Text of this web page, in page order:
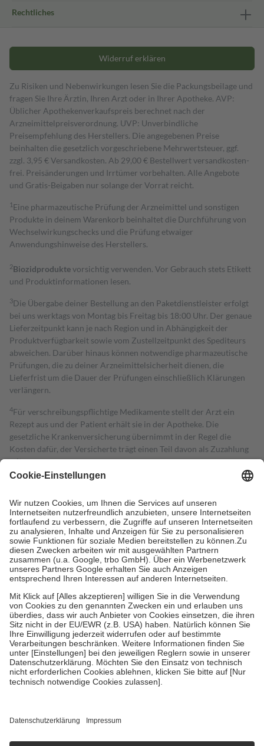
Rechtliches
Widerruf erklären
Zu Risiken und Nebenwirkungen lesen Sie die Packungsbeilage und
fragen Sie Ihre Ärztin, Ihren Arzt oder in Ihrer Apotheke. AVP:
Üblicher Apothekenverkaufspreis berechnet nach der
Arzneimittelpreisverordnung. UVP: Unverbindliche
Preisempfehlung des Herstellers. Die angegebenen Preise
beinhalten die gesetzlich vorgeschriebene Mehrwertsteuer, ggf.
zzgl. 3,95 € Versandkosten. Ab 29,00 € Bestell­wert versand­kosten­
frei. Preisänderungen und Irrtümer vorbehalten. Alle Angebote
und Gratis-Beigaben nur solange der Vorrat reicht.
1 Eine pharmazeutische Prüfung der Arzneimittel und sonstigen
Produkte in deinem Warenkorb beinhaltet die Durchführung von
Wechselwirkungschecks und die Prüfung etwaiger
Anwendungshinweise des Herstellers.
2Biozidproduktevorsichtig verwenden. Vor Gebrauch stets Etikett
und Produktinformationen lesen.
3Die Übergabe deiner Bestellung an den Paketdienstleister erfolgt
bei uns werktags von Montag bis Freitag bis 18:00 Uhr. Der genaue
Lieferzeitpunkt kann je nach Region und in Abhängigkeit der
Produktverfügbarkeit sowie vom Zustellzeitpunkt des Spediteurs
abweichen. Darüber hinaus können notwendige pharmazeutische
Prüfungen, die zu deiner Arzneimittelsicherheit dienen, die
Lieferfrist um die Dauer der Prüfungen einschließlich Klärungen
verlängern.
4Für verschreibungspflichtige Medikamente stellt der Arzt ein
Rezept aus und der Patient erhält sie in der Apotheke. Die
gesetzliche Krankenversicherung übernimmt in der Regel die
Kosten dafür, der Versicherte trägt einen Teil davon als Zuzahlung
mit.
Grundsätzlich leisten Mitglieder Zuzahlungen in Höhe von zehn
höchstens zehn Euro.
Es sind jedoch nie mehr als die tatsächlichen
Kosten der Leistung zu entrichten.
Diese Regeln gelten grundsätzlich auch für Online-Apotheken.
Bei Heilmitteln und häuslicher Krankenpflege beträgt die
Zuzahlung zehn Prozent der Kosten sowie zehn Euro je
Verordnung.
Um das Engagement der Versicherten für ihre eigene Gesundheit zu
stärken und die besondere Stellung der Familie zu unterstützen,
fallenkeine Zuzahlungenan bei:
• Kindern und Jugendlichen bis zum vollendeten 18. Lebensjahr
mit Ausnahme der Fahrkosten
• Untersuchungen zur Vorsorge und Früherkennung, die von der
GKV getragen werden
• empfohlenen Schutzimpfungen
• Harn- und Blutteststreifen
getroffen, um sicherzustellen, dass es sich um echte Bewertungen
https://help.etrusted.com/hc/de/articles/4419944605341